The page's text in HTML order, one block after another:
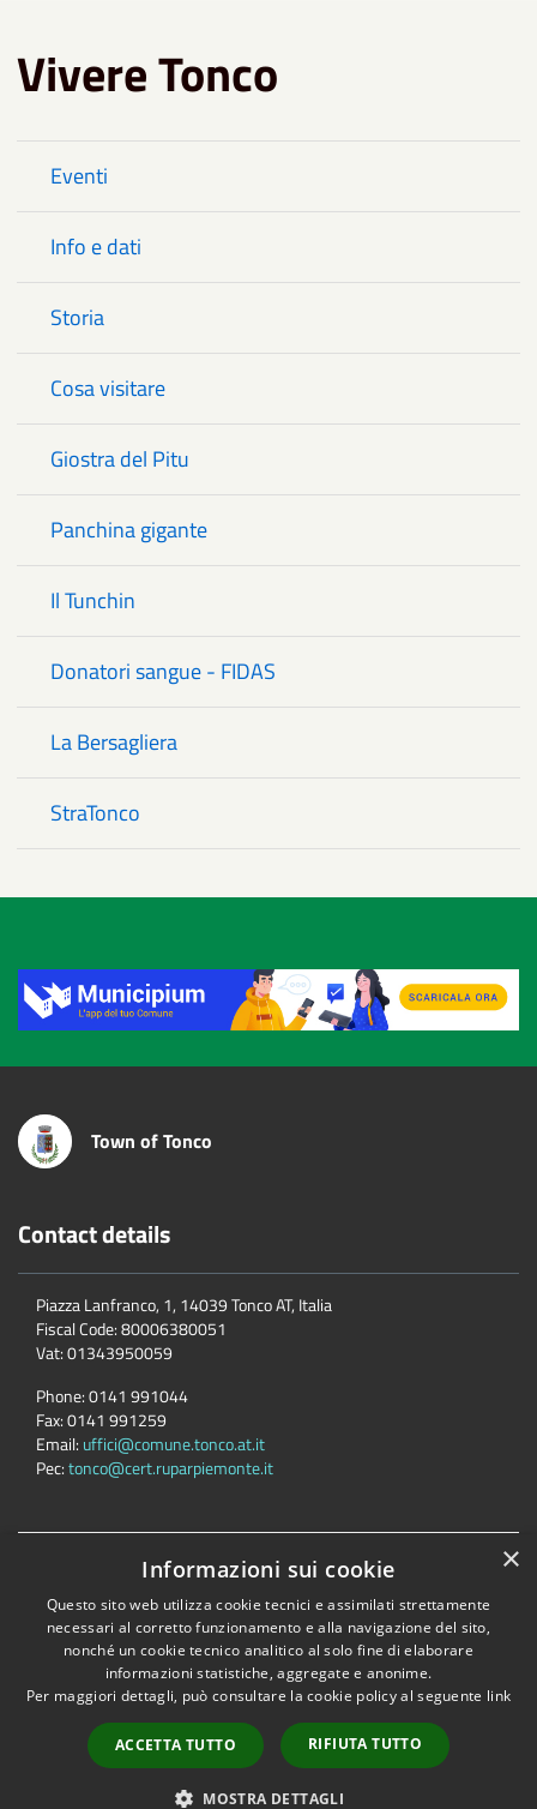
Vivere Tonco
Eventi
Info e dati
Storia
Cosa visitare
Giostra del Pitu
Panchina gigante
Il Tunchin
Donatori sangue - FIDAS
La Bersagliera
StraTonco
Title
Town of Tonco
Contact details
Piazza Lanfranco, 1, 14039 Tonco AT, Italia
Fiscal Code:80006380051
Vat:01343950059
Phone:0141 991044
Fax:0141 991259
Email: uffici@comune.tonco.at.it
Pec:tonco@cert.ruparpiemonte.it
Accessibility Privacy Cookie
Sitemap
Dichiarazione di accessibilità
Comune convenzionatoAstigov
Progetto|Convenzione|Adesioni
×
Informazioni sui cookie
Questo sito web utilizza cookie tecnici e assimilati strettamente
necessari al corretto funzionamento e alla navigazione del sito,
nonché un cookie tecnico analitico al solo fine di elaborare
informazioni statistiche, aggregate e anonime.
Per maggiori dettagli, può consultare la cookie policy al seguente link
ACCETTA TUTTO RIFIUTA TUTTO
MOSTRA DETTAGLI